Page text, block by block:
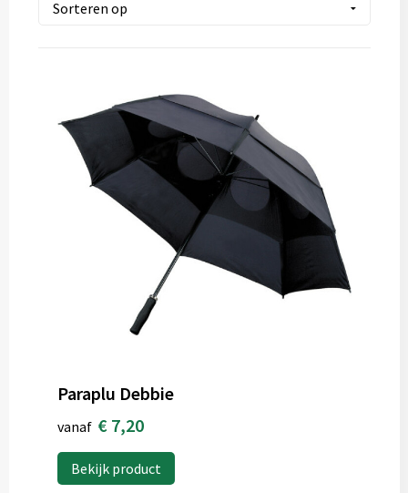
Paraplu Debbie
vanaf € 7,20
Bekijk product